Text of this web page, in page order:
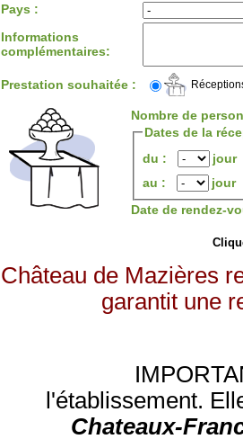
Pays :
Informations
complémentaires:
Prestation souhaitée :
Nombre de
Dates de la
du :
jour
au :
jour
Date de rendez-
Château de Mazières
garantit une
l'établissement.
Chateaux-